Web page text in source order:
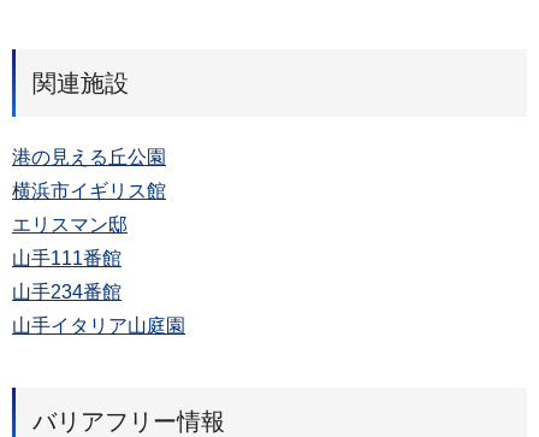
関連施設
港の見える丘公園
横浜市イギリス館
エリスマン邸
山手111番館
山手234番館
山手イタリア山庭園
バリアフリー情報